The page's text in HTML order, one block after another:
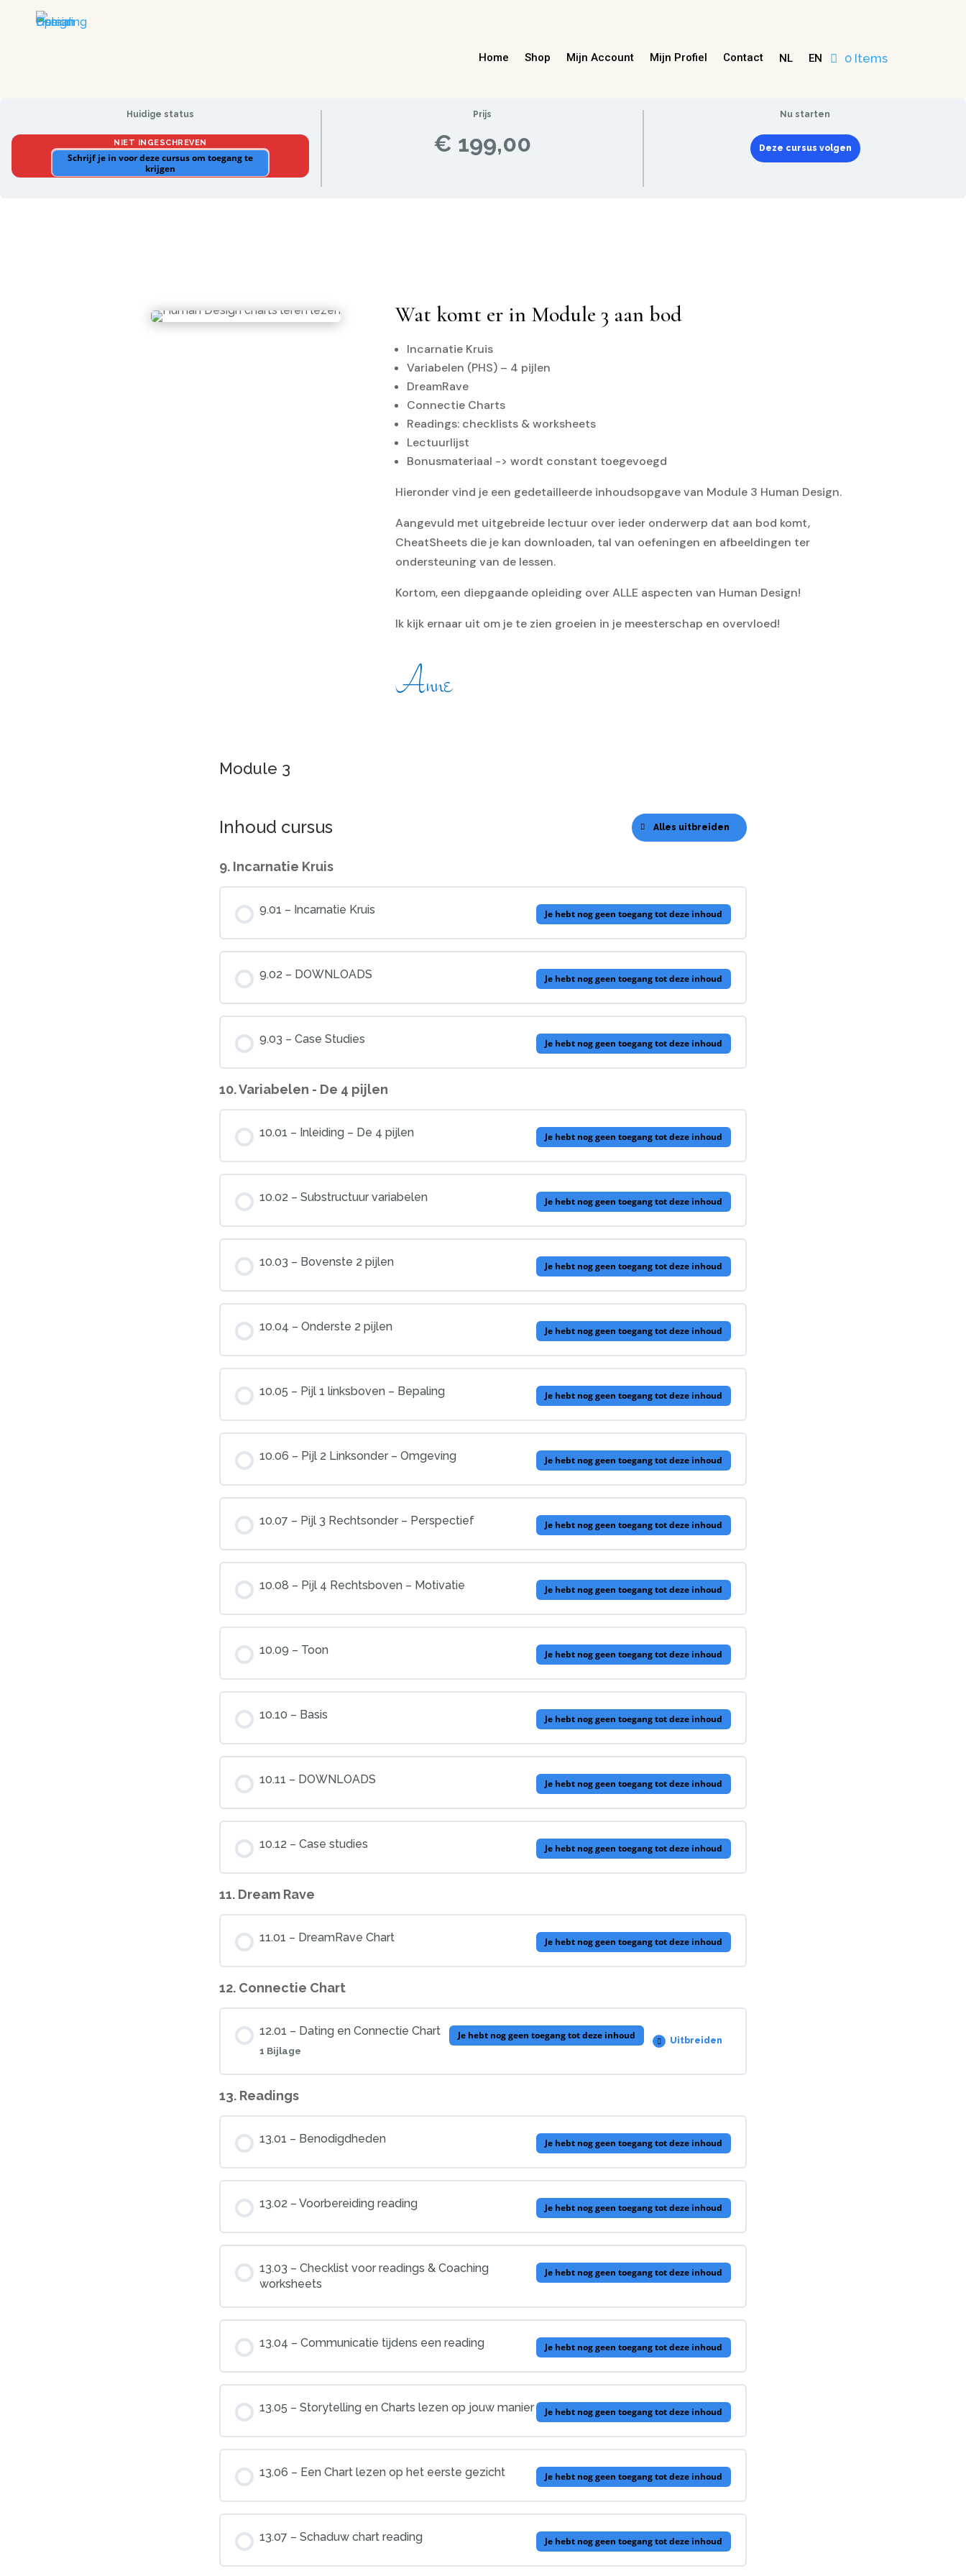
Home Shop Mijn Account Mijn Profiel Contact NL EN 0 Items
Huidige status
NIET INGESCHREVEN
Schrijf je in voor deze cursus om toegang te
krijgen
Prijs
€ 199,00
Nu starten
Deze cursus volgen
Wat komt er in Module 3 aan bod
Incarnatie Kruis
Variabelen (PHS) – 4 pijlen
DreamRave
Connectie Charts
Readings: checklists & worksheets
Lectuurlijst
Bonusmateriaal -> wordt constant toegevoegd
Hieronder vind je een gedetailleerde inhoudsopgave van Module 3 Human Design.
Aangevuld met uitgebreide lectuur over ieder onderwerp dat aan bod komt,
CheatSheets die je kan downloaden, tal van oefeningen en afbeeldingen ter
ondersteuning van de lessen.
Kortom, een diepgaande opleiding over ALLE aspecten van Human Design!
Ik kijk ernaar uit om je te zien groeien in je meesterschap en overvloed!
Anne
Module 3
Inhoud cursus Alles uitbreiden
Lessen
9. Incarnatie Kruis
9.01 – Incarnatie Kruis Je hebt nog geen toegang tot deze inhoud
9.02 – DOWNLOADS Je hebt nog geen toegang tot deze inhoud
9.03 – Case Studies Je hebt nog geen toegang tot deze inhoud
10. Variabelen - De 4 pijlen
10.01 – Inleiding – De 4 pijlen Je hebt nog geen toegang tot deze inhoud
10.02 – Substructuur variabelen Je hebt nog geen toegang tot deze inhoud
10.03 – Bovenste 2 pijlen Je hebt nog geen toegang tot deze inhoud
10.04 – Onderste 2 pijlen Je hebt nog geen toegang tot deze inhoud
10.05 – Pijl 1 linksboven – Bepaling Je hebt nog geen toegang tot deze inhoud
10.06 – Pijl 2 Linksonder – Omgeving Je hebt nog geen toegang tot deze inhoud
10.07 – Pijl 3 Rechtsonder – Perspectief Je hebt nog geen toegang tot deze inhoud
10.08 – Pijl 4 Rechtsboven – Motivatie Je hebt nog geen toegang tot deze inhoud
10.09 – Toon Je hebt nog geen toegang tot deze inhoud
10.10 – Basis Je hebt nog geen toegang tot deze inhoud
10.11 – DOWNLOADS Je hebt nog geen toegang tot deze inhoud
10.12 – Case studies Je hebt nog geen toegang tot deze inhoud
11. Dream Rave
11.01 – DreamRave Chart Je hebt nog geen toegang tot deze inhoud
12. Connectie Chart
12.01 – Dating en Connectie Chart
1 Bijlage
Je hebt nog geen toegang tot deze inhoud Uitbreiden
12.01
en
les bijlage
Ra Uru Hu over relaties
13. Readings
13.01 – Benodigdheden Je hebt nog geen toegang tot deze inhoud
13.02 – Voorbereiding reading Je hebt nog geen toegang tot deze inhoud
13.03 – Checklist voor readings & Coaching
worksheets
Je hebt nog geen toegang tot deze inhoud
13.04 – Communicatie tijdens een reading Je hebt nog geen toegang tot deze inhoud
13.05 – Storytelling en Charts lezen op jouw manier Je hebt nog geen toegang tot deze inhoud
13.06 – Een Chart lezen op het eerste gezicht Je hebt nog geen toegang tot deze inhoud
13.07 – Schaduw chart reading Je hebt nog geen toegang tot deze inhoud